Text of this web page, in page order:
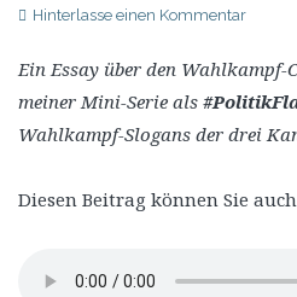
Hinterlasse einen Kommentar
Ein Essay über den Wahlkampf-
meiner Mini-Serie als
Wahlkampf-Slogans der drei
Diesen Beitrag können Sie